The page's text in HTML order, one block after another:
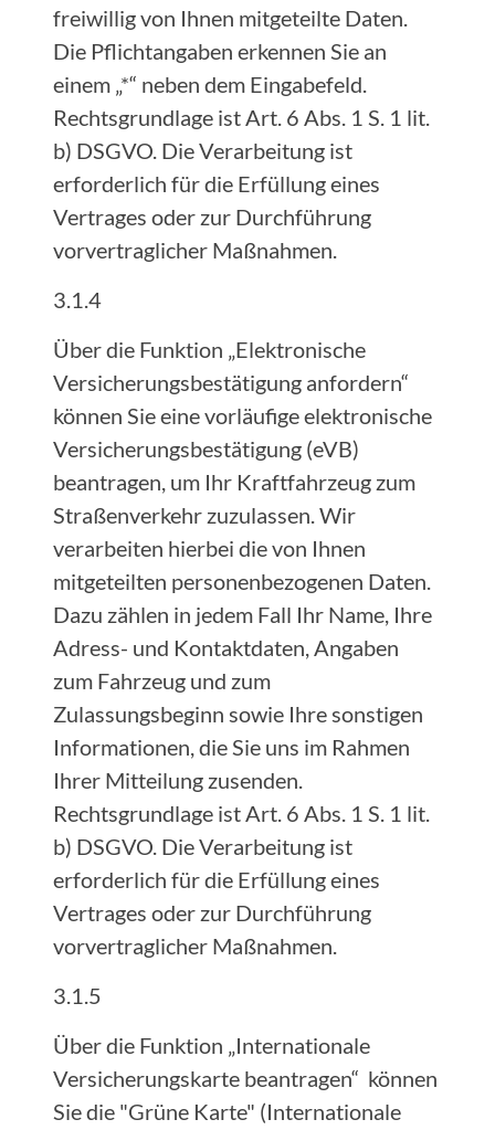
freiwillig von Ihnen mitgeteilte Daten.
Die Pflichtangaben erkennen Sie an
einem „*“ neben dem Eingabefeld.
Rechtsgrundlage ist Art. 6 Abs. 1 S. 1 lit.
b) DSGVO. Die Verarbeitung ist
erforderlich für die Erfüllung eines
Vertrages oder zur Durchführung
vorvertraglicher Maßnahmen.
3.1.4
Über die Funktion „Elektronische
Versicherungsbestätigung anfordern“
können Sie eine vorläufige elektronische
Versicherungsbestätigung (eVB)
beantragen, um Ihr Kraftfahrzeug zum
Straßenverkehr zuzulassen. Wir
verarbeiten hierbei die von Ihnen
mitgeteilten personenbezogenen Daten.
Dazu zählen in jedem Fall Ihr Name, Ihre
Adress- und Kontaktdaten, Angaben
zum Fahrzeug und zum
Zulassungsbeginn sowie Ihre sonstigen
Informationen, die Sie uns im Rahmen
Ihrer Mitteilung zusenden.
Rechtsgrundlage ist Art. 6 Abs. 1 S. 1 lit.
b) DSGVO. Die Verarbeitung ist
erforderlich für die Erfüllung eines
Vertrages oder zur Durchführung
vorvertraglicher Maßnahmen.
3.1.5
Über die Funktion „Internationale
Versicherungskarte beantragen“ können
Sie die "Grüne Karte" (Internationale